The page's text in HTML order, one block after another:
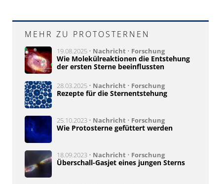
MEHR ZU PROTOSTERNEN
19.08.2025 • Nachricht • Forschung
Wie Molekülreaktionen die Entstehung
der ersten Sterne beeinflussten
28.03.2025 • Nachricht • Forschung
Rezepte für die Sternentstehung
25.10.2023 • Nachricht • Forschung
Wie Protosterne gefüttert werden
18.09.2023 • Nachricht • Forschung
Überschall-Gasjet eines jungen Sterns